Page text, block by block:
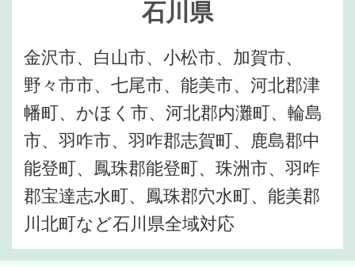
石川県
金沢市、白山市、小松市、加賀市、
野々市市、七尾市、能美市、河北郡津
幡町、かほく市、河北郡内灘町、輪島
市、羽咋市、羽咋郡志賀町、鹿島郡中
能登町、鳳珠郡能登町、珠洲市、羽咋
郡宝達志水町、鳳珠郡穴水町、能美郡
川北町など石川県全域対応